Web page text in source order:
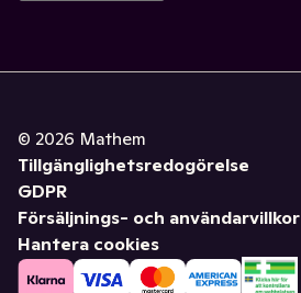
© 2026 Mathem
Tillgänglighetsredogörelse
GDPR
Försäljnings- och användarvillkor
Hantera cookies